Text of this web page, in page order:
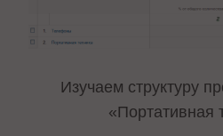
Изучаем структуру
«Портативная